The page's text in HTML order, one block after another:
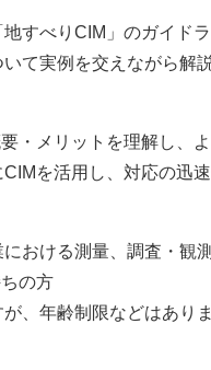
すべりCIM」のガイド
て実例を交えながら解
・メリットを理解し、
CIMを活用し、対応の迅
における測量、調査・
の方
が、年齢制限などはあり